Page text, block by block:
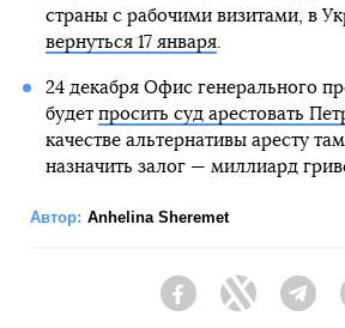
страны с рабочими визитами, в
вернуться 17 января.
24 декабря Офис генерального
будет просить суд арестовать
качестве альтернативы аресту
назначить залог — миллиард
Автор: Anhelina Sheremet
FacebookTwitter